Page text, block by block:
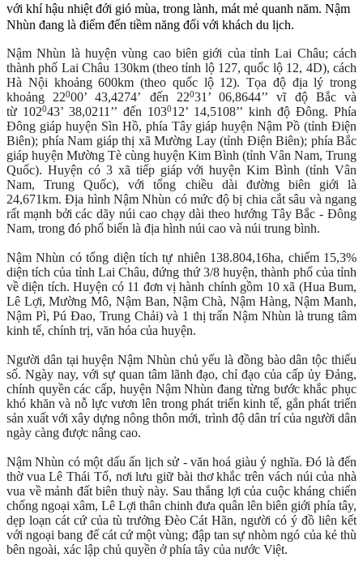
với khí hậu nhiệt đới gió mùa, trong lành, mát mẻ quanh năm. Nậm
Nhùn đang là điểm đến tiềm năng đối với khách du lịch.
Nậm Nhùn là huyện vùng cao biên giới của tỉnh Lai Châu; cách
thành phố Lai Châu 130km (theo tỉnh lộ 127, quốc lộ 12, 4D), cách
Hà Nội khoảng 600km (theo quốc lộ 12). Tọa độ địa lý trong
khoảng 22000’ 43,4274’ đến 22031’ 06,8644’’ vĩ độ Bắc và
từ 102043’ 38,0211’’ đến 103012’ 14,5108’’ kinh độ Đông. Phía
Đông giáp huyện Sìn Hồ, phía Tây giáp huyện Nậm Pồ (tỉnh Điện
Biên); phía Nam giáp thị xã Mường Lay (tỉnh Điện Biên); phía Bắc
giáp huyện Mường Tè cùng huyện Kim Bình (tỉnh Vân Nam, Trung
Quốc). Huyện có 3 xã tiếp giáp với huyện Kim Bình (tỉnh Vân
Nam, Trung Quốc), với tổng chiều dài đường biên giới là
24,671km. Địa hình Nậm Nhùn có mức độ bị chia cắt sâu và ngang
rất mạnh bởi các dãy núi cao chạy dài theo hướng Tây Bắc - Đông
Nam, trong đó phổ biến là địa hình núi cao và núi trung bình.
Nậm Nhùn có tổng diện tích tự nhiên 138.804,16ha, chiếm 15,3%
diện tích của tỉnh Lai Châu, đứng thứ 3/8 huyện, thành phố của tỉnh
về diện tích. Huyện có 11 đơn vị hành chính gồm 10 xã (Hua Bum,
Lê Lợi, Mường Mô, Nậm Ban, Nậm Chà, Nậm Hàng, Nậm Manh,
Nậm Pì, Pú Đao, Trung Chải) và 1 thị trấn Nậm Nhùn là trung tâm
kinh tế, chính trị, văn hóa của huyện.
Người dân tại huyện Nậm Nhùn chủ yếu là đồng bào dân tộc thiểu
số. Ngày nay, với sự quan tâm lãnh đạo, chỉ đạo của cấp ủy Đảng,
chính quyền các cấp, huyện Nậm Nhùn đang từng bước khắc phục
khó khăn và nỗ lực vươn lên trong phát triển kinh tế, gắn phát triển
sản xuất với xây dựng nông thôn mới, trình độ dân trí của người dân
ngày càng được nâng cao.
Nậm Nhùn có một dấu ấn lịch sử - văn hoá giàu ý nghĩa. Đó là đến
thờ vua Lê Thái Tổ, nơi lưu giữ bài thơ khắc trên vách núi của nhà
vua về mảnh đất biên thuỳ này. Sau thắng lợi của cuộc kháng chiến
chống ngoại xâm, Lê Lợi thân chinh đưa quân lên biên giới phía tây,
dẹp loạn cát cứ của tù trưởng Đèo Cát Hãn, người có ý đồ liên kết
với ngoại bang để cát cứ một vùng; đập tan sự nhòm ngó của kẻ thù
bên ngoài, xác lập chủ quyền ở phía tây của nước Việt.